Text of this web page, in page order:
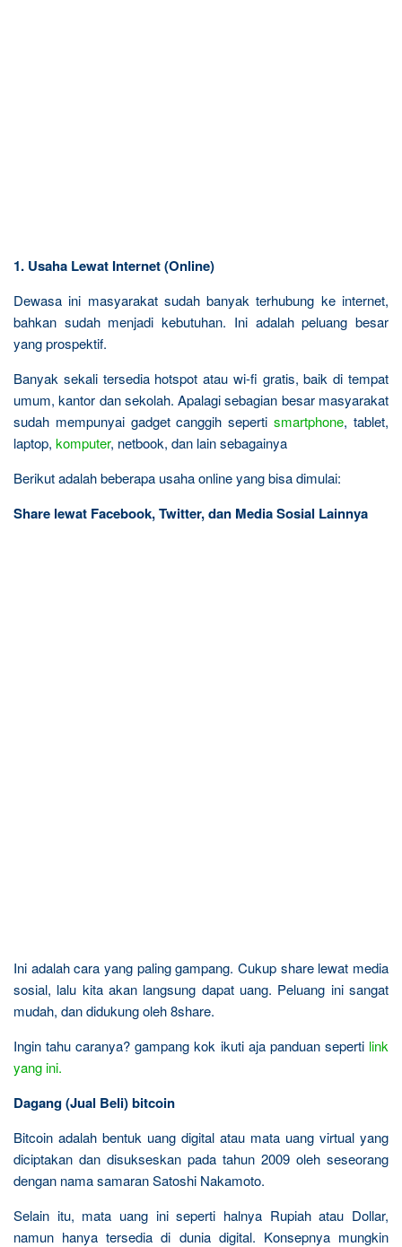
1. Usaha Lewat Internet (Online)
Dewasa ini masyarakat sudah banyak terhubung ke internet,
bahkan sudah menjadi kebutuhan. Ini adalah peluang besar
yang prospektif.
Banyak sekali tersedia hotspot atau wi-fi gratis, baik di tempat
umum, kantor dan sekolah. Apalagi sebagian besar masyarakat
sudah mempunyai gadget canggih sepertismartphone, tablet,
laptop, komputer, netbook, dan lain sebagainya
Berikut adalah beberapa usaha online yang bisa dimulai:
Share lewat Facebook, Twitter, dan Media Sosial Lainnya
Ini adalah cara yang paling gampang. Cukup share lewat media
sosial, lalu kita akan langsung dapat uang. Peluang ini sangat
mudah, dan didukung oleh 8share.
Ingin tahu caranya? gampang kok ikuti aja panduan seperti link
yang ini.
Dagang (Jual Beli) bitcoin
Bitcoin adalah bentuk uang digital atau mata uang virtual yang
diciptakan dan disukseskan pada tahun 2009 oleh seseorang
dengan nama samaran Satoshi Nakamoto.
Selain itu, mata uang ini seperti halnya Rupiah atau Dollar,
namun hanya tersedia di dunia digital. Konsepnya mungkin